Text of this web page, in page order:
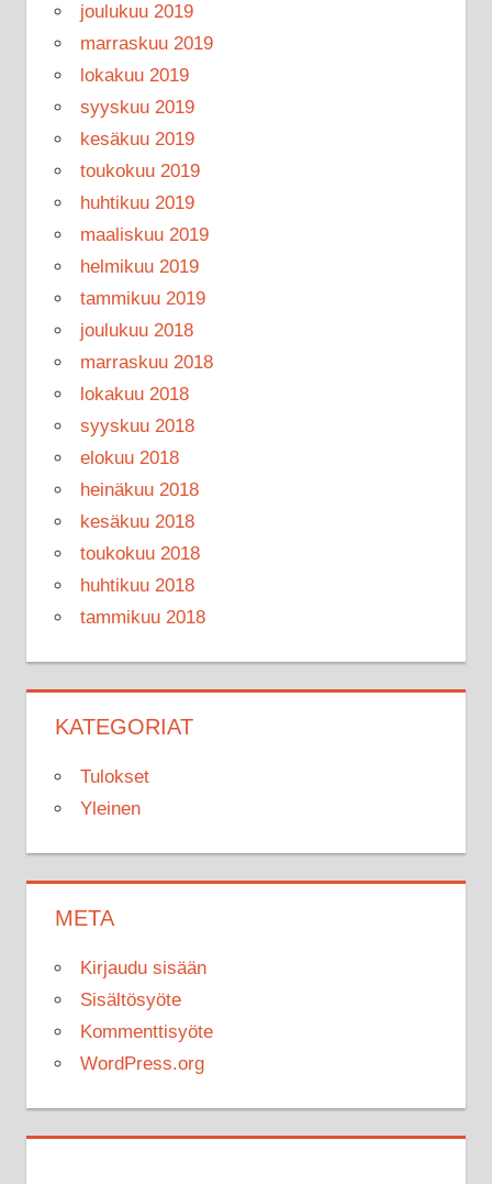
joulukuu 2019
marraskuu 2019
lokakuu 2019
syyskuu 2019
kesäkuu 2019
toukokuu 2019
huhtikuu 2019
maaliskuu 2019
helmikuu 2019
tammikuu 2019
joulukuu 2018
marraskuu 2018
lokakuu 2018
syyskuu 2018
elokuu 2018
heinäkuu 2018
kesäkuu 2018
toukokuu 2018
huhtikuu 2018
tammikuu 2018
KATEGORIAT
Tulokset
Yleinen
META
Kirjaudu sisään
Sisältösyöte
Kommenttisyöte
WordPress.org